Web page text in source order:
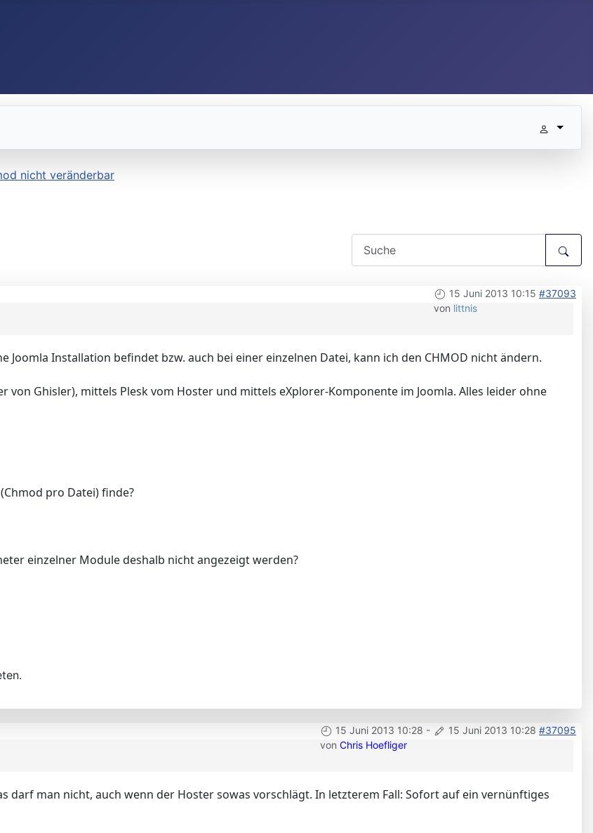
nicht veränderbar
15 Juni 2013 10:15 #37093
von littnis
Installation befindet bzw. auch bei einer einzelnen Datei, kann ich den CHMOD nicht ändern.
von Ghisler), mittels Plesk vom Hoster und mittels eXplorer-Komponente im Joomla. Alles leider ohne
pro Datei) finde?
einzelner Module deshalb nicht angezeigt werden?
15 Juni 2013 10:28 - 15 Juni 2013 10:28 #37095
von Chris Hoefliger
darf man nicht, auch wenn der Hoster sowas vorschlägt. In letzterem Fall: Sofort auf ein vernünftiges